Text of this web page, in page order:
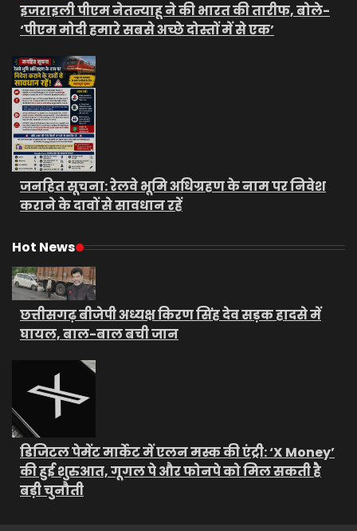
इजराइली पीएम नेतन्याहू ने की भारत की तारीफ, बोले-
‘पीएम मोदी हमारे सबसे अच्छे दोस्तों में से एक’
जनहित सूचना: रेलवे भूमि अधिग्रहण के नाम पर निवेश
कराने के दावों से सावधान रहें
Hot News
छत्तीसगढ़ बीजेपी अध्यक्ष किरण सिंह देव सड़क हादसे में
घायल, बाल-बाल बची जान
डिजिटल पेमेंट मार्केट में एलन मस्क की एंट्री: ‘X Money’
की हुई शुरुआत, गूगल पे और फोनपे को मिल सकती है
बड़ी चुनौती